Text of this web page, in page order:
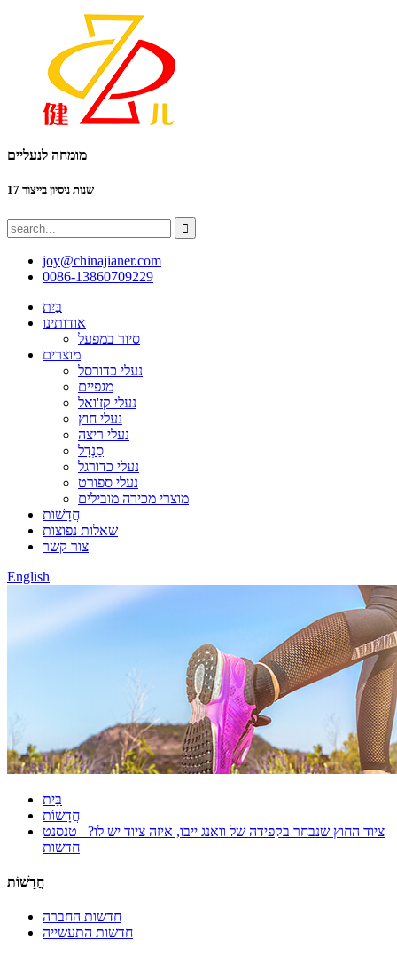
מומחה לנעליים
17 שנות ניסיון בייצור
joy@chinajianer.com
0086-13860709229
בַּיִת
אודותינו
סיור במפעל
מוצרים
נעלי כדורסל
מגפיים
נעלי קז'ואל
נעלי חוץ
נעלי ריצה
סַנְדָל
נעלי כדורגל
נעלי ספורט
מוצרי מכירה מובילים
חֲדָשׁוֹת
שאלות נפוצות
צור קשר
English
בַּיִת
חֲדָשׁוֹת
ציוד החוץ שנבחר בקפידה של וואנג ייבו, איזה ציוד יש לו? _טנסנט
חדשות
חֲדָשׁוֹת
חדשות החברה
חדשות התעשייה